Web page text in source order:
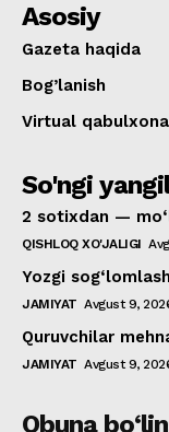
Asosiy
Gazeta haqida
Bog’lanish
Virtual qabulxona
So'ngi
2 sotixdan —
QISHLOQ XO'JALIGI
Yozgi
JAMIYAT Avgust 9,
Quruvchilar
JAMIYAT Avgust 9,
Obuna